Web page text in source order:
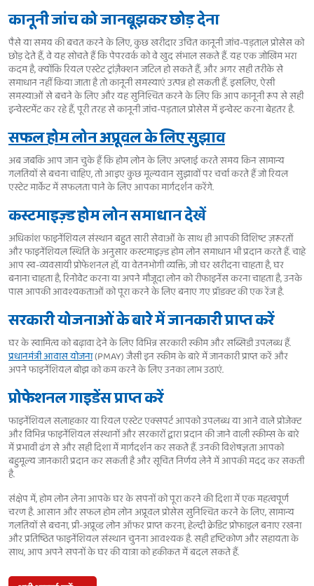
कानूनी जांच को जानबूझकर छोड़ देना
पैसे या समय की बचत करने के लिए, कुछ खरीदार उचित कानूनी जांच-पड़ताल प्रोसेस को
छोड़ देते हैं, वे यह सोचते हैं कि पेपरवर्क को वे खुद संभाल सकते हैं. यह एक जोखिम भरा
कदम है, क्योंकि रियल एस्टेट ट्रांज़ैक्शन जटिल हो सकते हैं, और अगर सही तरीके से
समाधान नहीं किया जाता है तो कानूनी समस्याएं उत्पन्न हो सकती हैं. इसलिए, ऐसी
समस्याओं से बचने के लिए और यह सुनिश्चित करने के लिए कि आप कानूनी रूप से सही
इन्वेस्टमेंट कर रहे हैं, पूरी तरह से कानूनी जांच-पड़ताल प्रोसेस में इन्वेस्ट करना बेहतर है.
सफल होम लोन अप्रूवल के लिए सुझाव
अब जबकि आप जान चुके हैं कि होम लोन के लिए अप्लाई करते समय किन सामान्य
गलतियों से बचना चाहिए, तो आइए कुछ मूल्यवान सुझावों पर चर्चा करते हैं जो रियल
एस्टेट मार्केट में सफलता पाने के लिए आपका मार्गदर्शन करेंगे.
कस्टमाइज़्ड होम लोन समाधान देखें
अधिकांश फाइनेंशियल संस्थान बहुत सारी सेवाओं के साथ ही आपकी विशिष्ट ज़रूरतों
और फाइनेंशियल स्थिति के अनुसार कस्टमाइज़्ड होम लोन समाधान भी प्रदान करते हैं. चाहे
आप स्व-व्यवसायी प्रोफेशनल हों, या वेतनभोगी व्यक्ति, जो घर खरीदना चाहता है, घर
बनाना चाहता है, रिनोवेट करना या अपने मौजूदा लोन को रीफाइनेंस करना चाहता है, उनके
पास आपकी आवश्यकताओं को पूरा करने के लिए बनाए गए प्रॉडक्ट की एक रेंज है.
सरकारी योजनाओं के बारे में जानकारी प्राप्त करें
घर के स्वामित्व को बढ़ावा देने के लिए विभिन्न सरकारी स्कीम और सब्सिडी उपलब्ध हैं.
प्रधानमंत्री आवास योजना(PMAY) जैसी इन स्कीम के बारे में जानकारी प्राप्त करें और
अपने फाइनेंशियल बोझ को कम करने के लिए उनका लाभ उठाएं.
प्रोफेशनल गाइडेंस प्राप्त करें
फाइनेंशियल सलाहकार या रियल एस्टेट एक्सपर्ट आपको उपलब्ध या आने वाले प्रोजेक्ट
और विभिन्न फाइनेंशियल संस्थानों और सरकारों द्वारा प्रदान की जाने वाली स्कीम्स के बारे
में प्रभावी ढंग से और सही दिशा में मार्गदर्शन कर सकते हैं. उनकी विशेषज्ञता आपको
बहुमूल्य जानकारी प्रदान कर सकती है और सूचित निर्णय लेने में आपकी मदद कर सकती
है.
संक्षेप में, होम लोन लेना आपके घर के सपनों को पूरा करने की दिशा में एक महत्वपूर्ण
चरण है. आसान और सफल होम लोन अप्रूवल प्रोसेस सुनिश्चित करने के लिए, सामान्य
गलतियों से बचना, प्री-अप्रूव्ड लोन ऑफर प्राप्त करना, हेल्दी क्रेडिट प्रोफाइल बनाए रखना
और प्रतिष्ठित फाइनेंशियल संस्थान चुनना आवश्यक है. सही दृष्टिकोण और सहायता के
साथ, आप अपने सपनों के घर की यात्रा को हकीकत में बदल सकते हैं.